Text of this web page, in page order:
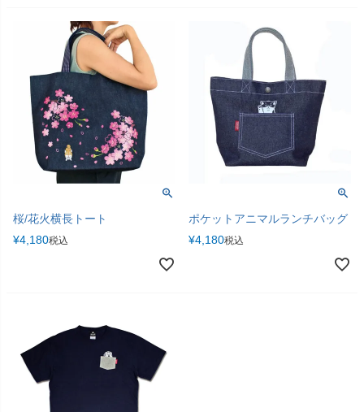
桜/花火横長トート
¥4,180税込
ポケットアニマルランチバッグ
¥4,180税込